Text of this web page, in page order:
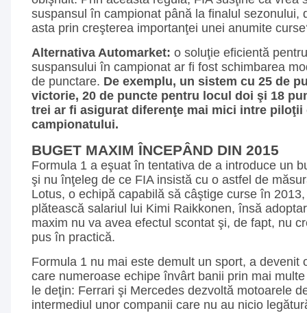
suspansul în campionat până la finalul sezonului,
asta prin creşterea importanţei unei anumite
Alternativa Automarket: o soluţie eficientă
suspansului în campionat ar fi fost schimbarea
de punctare. De exemplu, un sistem cu 25 de
victorie, 20 de puncte pentru locul doi şi 18
trei ar fi asigurat diferenţe mai mici intre
campionatului.
BUGET MAXIM ÎNCEPÂND DIN 2015
Formula 1 a eşuat în tentativa de a introduce un
şi nu înţeleg de ce FIA insistă cu o astfel de
Lotus, o echipă capabilă să câştige curse în
plătească salariul lui Kimi Raikkonen, însă
maxim nu va avea efectul scontat şi, de fapt, nu
pus în practică.
Formula 1 nu mai este demult un sport, a devenit
care numeroase echipe învârt banii prin mai
le deţin: Ferrari şi Mercedes dezvoltă motoarele
intermediul unor companii care nu au nicio